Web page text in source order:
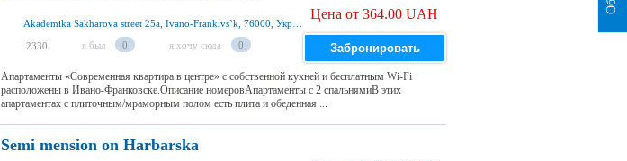
2330 я был 0 я хочу сюда 0
Цена от 364.00 UAH
Забронировать
Апартаменты «Современная квартира в центре» с собственной кухней и бесплатным Wi-Fi
расположены в Ивано-Франковске.Описание номеровАпартаменты с 2 спальнямиВ этих
апартаментах с плиточным/мраморным полом есть плита и обеденная ...
Semi mension on Harbarska